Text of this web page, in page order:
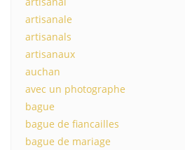
artisanale
artisanals
artisanaux
auchan
avec un photographe
bague
bague de fiancailles
bague de mariage